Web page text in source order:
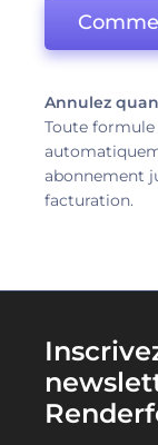
Annulez
Toute
abonnement
facturation.